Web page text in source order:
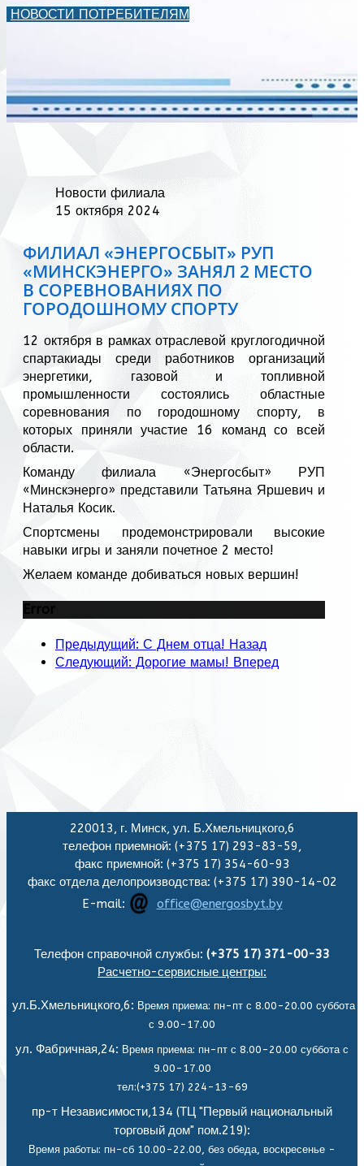
НОВОСТИ ПОТРЕБИТЕЛЯМ
Новости филиала
15 октября 2024
ФИЛИАЛ «ЭНЕРГОСБЫТ» РУП
«МИНСКЭНЕРГО» ЗАНЯЛ 2 МЕСТО
В СОРЕВНОВАНИЯХ ПО
ГОРОДОШНОМУ СПОРТУ
12 октября в рамках отраслевой круглогодичной
спартакиады среди работников организаций
энергетики, газовой и топливной
промышленности состоялись областные
соревнования по городошному спорту, в
которых приняли участие 16 команд со всей
области.
Команду филиала «Энергосбыт» РУП
«Минскэнерго» представили Татьяна Яршевич и
Наталья Косик.
Спортсмены продемонстрировали высокие
навыки игры и заняли почетное 2 место!
Желаем команде добиваться новых вершин!
Error
Предыдущий: С Днем отца! Назад
Следующий: Дорогие мамы! Вперед
220013, г. Минск, ул. Б.Хмельницкого,6
телефон приемной: (+375 17) 293-83-59,
факс приемной: (+375 17) 354-60-93
факс отдела делопроизводства: (+375 17) 390-14-02
E-mail:
office@energosbyt.by
Телефон справочной службы: (+375 17) 371-00-33
Расчетно-сервисные центры:
ул.Б.Хмельницкого,6: Время приема: пн-пт с 8.00-20.00 суббота
с 9.00-17.00
ул. Фабричная,24: Время приема: пн-пт с 8.00-20.00 суббота с
9.00-17.00
тел:(+375 17) 224-13-69
пр-т Независимости,134 (ТЦ "Первый национальный
торговый дом" пом.219):
Время работы: пн-сб 10.00-22.00, без обеда, воскресенье -